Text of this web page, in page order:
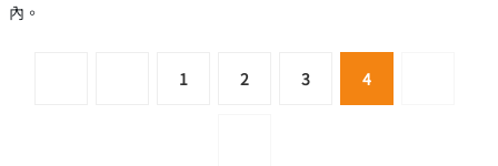
內。
1 2 3 4